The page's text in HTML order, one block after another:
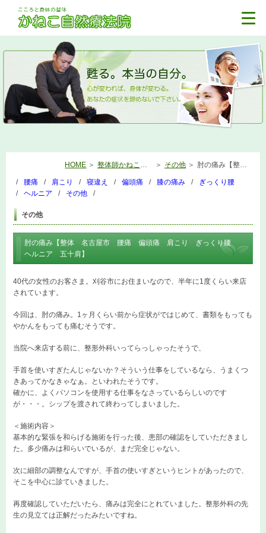
HOME 整体師かねこの日記 その他 肘の痛み【整体 名古屋市 腰痛 偏頭痛 肩こり ぎっくり腰 ヘルニア 五十肩】
腰痛 肩こり 寝違え 偏頭痛 膝の痛み
ぎっくり腰
ヘルニア
その他
その他
肘の痛み【整体 名古屋市 腰痛 偏頭痛 肩こり ぎっくり腰
ヘルニア 五十肩】
40代の女性のお客さま。刈谷市にお住まいなので、半年に1度くらい来店
されています。
今回は、肘の痛み。1ヶ月くらい前から症状がではじめて、書類をもっても
やかんをもっても痛むそうです。
当院へ来店する前に、整形外科いってらっしゃったそうで、
手首を使いすぎたんじゃないか？そういう仕事をしているなら、うまくつ
きあってかなきゃなぁ。といわれたそうです。
確かに、よくパソコンを使用する仕事をなさっているらしいのです
が・・・。シップを渡されて終わってしまいました。
＜施術内容＞
基本的な緊張を和らげる施術を行った後、患部の確認をしていただきまし
た。多少痛みは和らいでいるが、まだ完全じゃない。
次に細部の調整なんですが、手首の使いすぎというヒントがあったので、
そこを中心に診ていきました。
再度確認していただいたら、痛みは完全にとれていました。整形外科の先
生の見立ては正解だったみたいですね。